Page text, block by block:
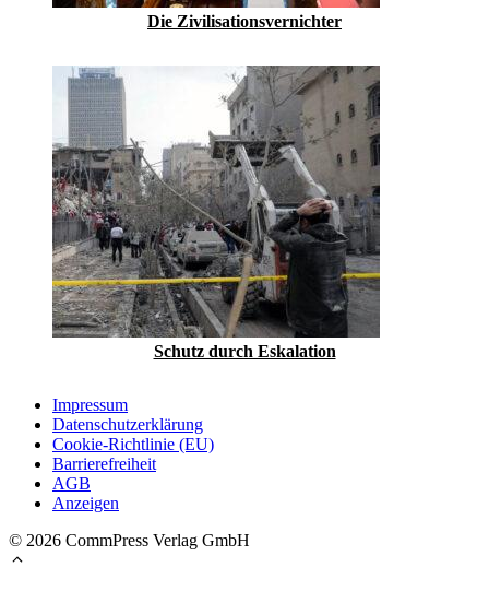
Die Zivilisationsvernichter
Schutz durch Eskalation
Impressum
Datenschutzerklärung
Cookie-Richtlinie (EU)
Barrierefreiheit
AGB
Anzeigen
© 2026 CommPress Verlag GmbH